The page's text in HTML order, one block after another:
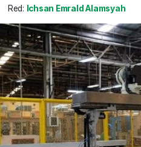
Red: Ichsan Emrald Alamsyah